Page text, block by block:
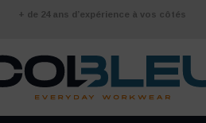
+ de 24 ans d’expérience à vos côtés